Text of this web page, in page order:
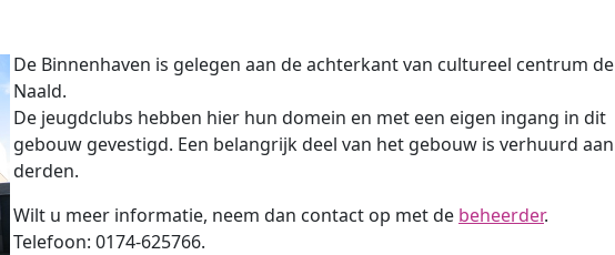
De Binnenhaven is gelegen aan de achterkant van cultureel centrum de
Naald.
De jeugdclubs hebben hier hun domein en met een eigen ingang in dit
gebouw gevestigd. Een belangrijk deel van het gebouw is verhuurd aan
derden.
Wilt u meer informatie, neem dan contact op met de beheerder.
Telefoon: 0174-625766.